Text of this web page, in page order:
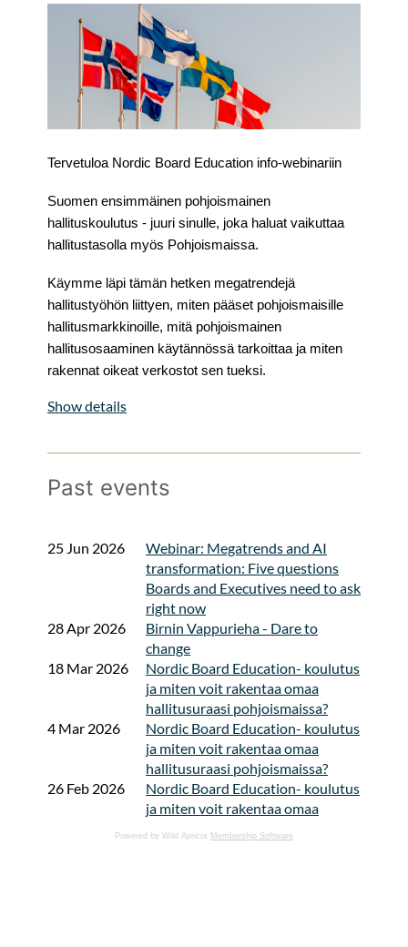
Powered by Wild Apricot Membership Software